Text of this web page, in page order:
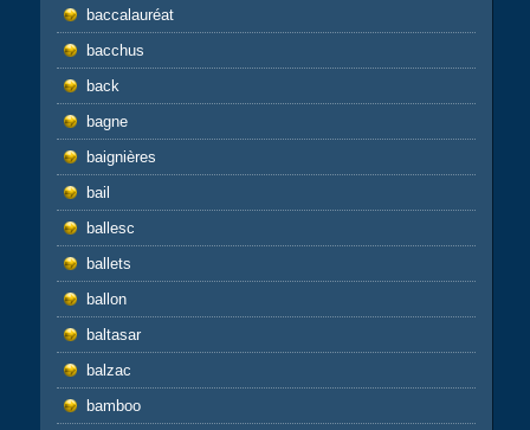
baccalauréat
bacchus
back
bagne
baignières
bail
ballesc
ballets
ballon
baltasar
balzac
bamboo